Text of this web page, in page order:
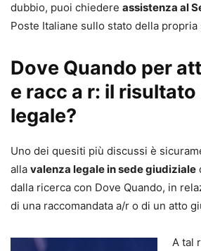
dubbio, puoi chiedere assistenza al
Poste Italiane sullo stato della propria
Dove Quando per
e racc a r: il risultato
legale?
Uno dei quesiti più discussi è
alla valenza legale in sede giudiziale
dalla ricerca con Dove Quando, in
di una raccomandata a/r o di un atto
A tal